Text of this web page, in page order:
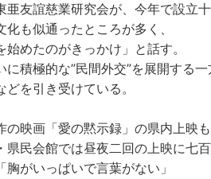
友誼慈業研究会が、今年で設立十
も似通ったところが多く、
めたのがきっかけ」と話す。
積極的な”民間外交”を展開する一
を引き受けている。
映画「愛の黙示録」の県内上映も
民会館では昼夜二回の上映に七百
がいっぱいで言葉がない」